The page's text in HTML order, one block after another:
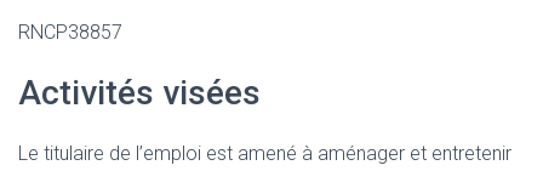
RNCP38857
Activités visées
Le titulaire de l’emploi est amené à aménager et entretenir